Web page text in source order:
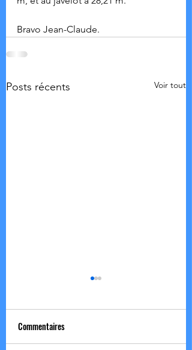
Bravo Jean-Claude.
Posts récents Voir tout
Commentaires